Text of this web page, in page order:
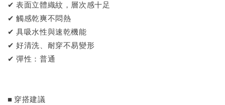
✔ 表面立體織紋，層次感十足
✔ 觸感乾爽不悶熱
✔ 具吸水性與速乾機能
✔ 好清洗、耐穿不易變形
✔ 彈性：普通
■ 穿搭建議